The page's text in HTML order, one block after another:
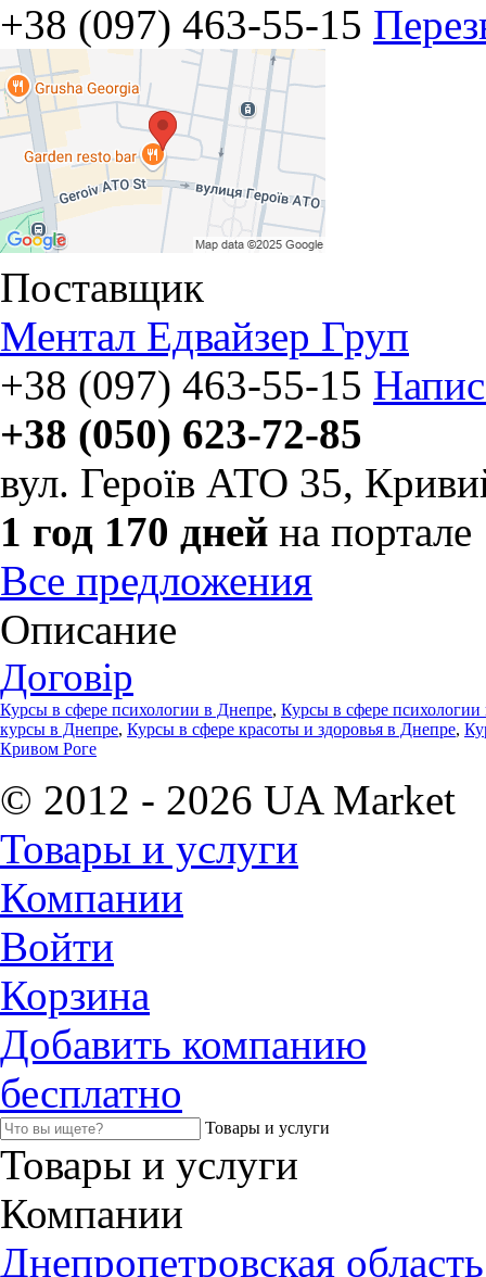
+38 (097) 463-55-15
Поставщик
Ментал Едвайзер Груп
+38 (097) 463-55-15
+38 (050) 623-72-85
вул. Героїв АТО 35,
1 год 170 дней на портале
Все предложения
Описание
Договір
Курсы в сфере психологии в Днепре, Курсы в сфере
курсы в Днепре, Курсы в сфере красоты и здоровья в Днепре,
Кривом Роге
© 2012 - 2026 UA Market
Товары и услуги
Компании
Войти
Корзина
Добавить компанию
бесплатно
Товары и услуги
Товары и услуги
Компании
Днепропетровская область